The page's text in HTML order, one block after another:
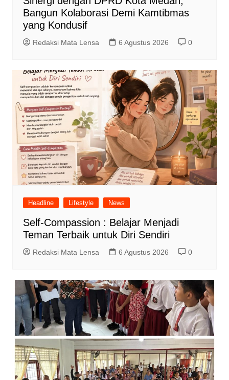
Bangun Kolaborasi Demi Kamtibmas
yang Kondusif
Redaksi Mata Lensa 6 Agustus 2026 0
Headline Lifestyle News
Self-Compassion : Belajar Menjadi
Teman Terbaik untuk Diri Sendiri
Redaksi Mata Lensa 6 Agustus 2026 0